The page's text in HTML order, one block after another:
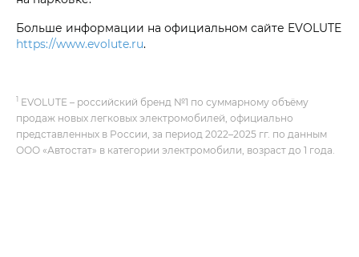
Больше информации на официальном сайте EVOLUTE
https://www.evolute.ru.
1 EVOLUTE – российский бренд №1 по суммарному объёму
продаж новых легковых электромобилей, официально
представленных в России, за период 2022–2025 гг. по данным
ООО «Автостат» в категории электромобили, возраст до 1 года.